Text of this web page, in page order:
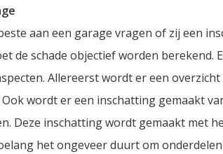
aan een garage vragen of zij een
de schade objectief worden berekend.
Allereerst wordt er een
wordt er een inschatting gemaakt
Deze inschatting wordt gemaakt met
het ongeveer duurt om